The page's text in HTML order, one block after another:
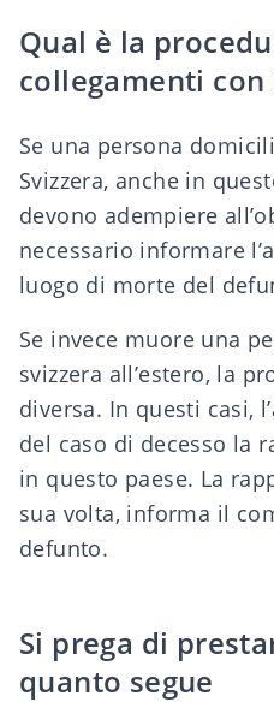
Qual è la
collegamenti con
Se una persona
Svizzera, anche in
devono adempiere
necessario informare
luogo di morte del
Se invece muore una
svizzera all’estero, la
diversa. In questi casi,
del caso di decesso la
in questo paese. La
sua volta, informa il
defunto.
Si prega di
quanto segue